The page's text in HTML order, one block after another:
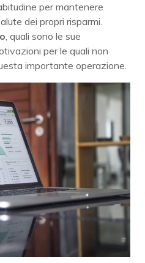
per mantenere
dei propri risparmi.
, quali sono le sue
per le quali non
importante operazione.